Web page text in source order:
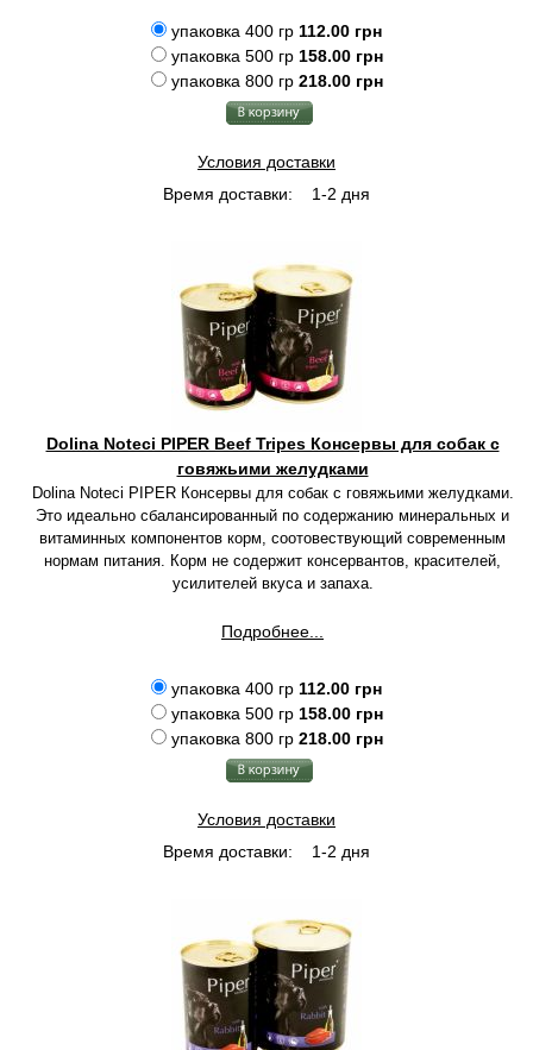
упаковка 400 гр 112.00 грн
упаковка 500 гр 158.00 грн
упаковка 800 гр 218.00 грн
Условия доставки
Время доставки:
1-2 дня
Dolina Noteci PIPER Beef Tripes Консервы для собак с
говяжьими желудками
Dolina Noteci PIPER Консервы для собак с говяжьими желудками.
Это идеально сбалансированный по содержанию минеральных и
витаминных компонентов корм, соотовествующий современным
нормам питания. Корм не содержит консервантов, красителей,
усилителей вкуса и запаха.
Подробнее...
упаковка 400 гр 112.00 грн
упаковка 500 гр 158.00 грн
упаковка 800 гр 218.00 грн
Условия доставки
Время доставки:
1-2 дня